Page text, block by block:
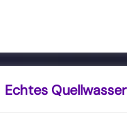
Echtes Quellwasser